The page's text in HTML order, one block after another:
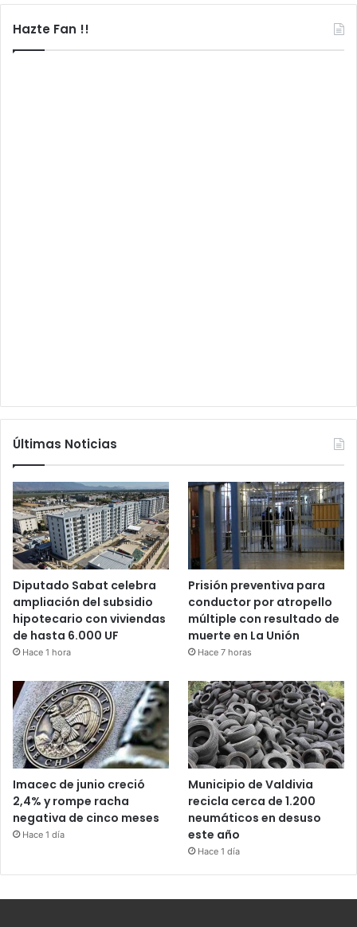
Hazte Fan !!
Últimas Noticias
Diputado Sabat celebra
ampliación del subsidio
hipotecario con viviendas
de hasta 6.000 UF
Hace 1 hora
Prisión preventiva para
conductor por atropello
múltiple con resultado de
muerte en La Unión
Hace 7 horas
Imacec de junio creció
2,4% y rompe racha
negativa de cinco meses
Hace 1 día
Municipio de Valdivia
recicla cerca de 1.200
neumáticos en desuso
este año
Hace 1 día